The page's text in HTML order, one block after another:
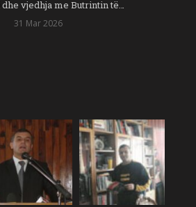
vjedhja me Butrintin të…
31 Mar 2026